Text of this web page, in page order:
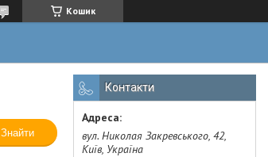
Кошик
Знайти
Контакти
вул. Николая Закревського, 42,
Київ, Україна